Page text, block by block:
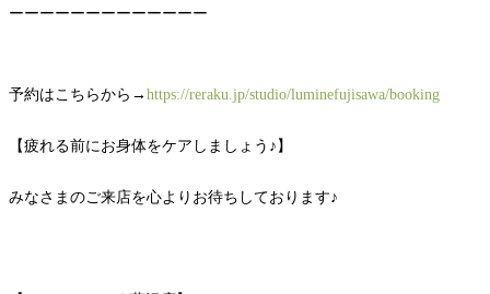
ーーーーーーーーーーーーー
予約はこちらから→ https://reraku.jp/studio/luminefujisawa/booking
【疲れる前にお身体をケアしましょう♪】
みなさまのご来店を心よりお待ちしております♪